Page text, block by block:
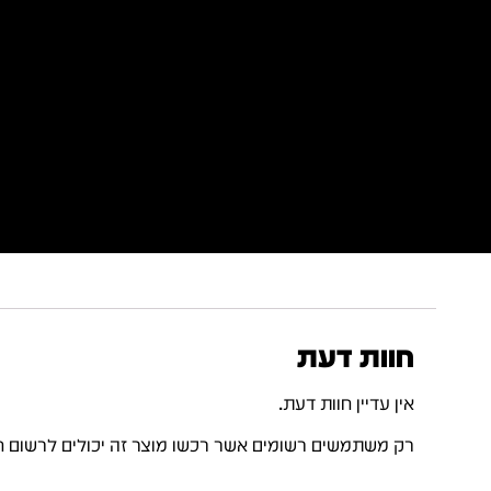
חוות דעת
אין עדיין חוות דעת.
רק משתמשים רשומים אשר רכשו מוצר זה יכולים לרשום